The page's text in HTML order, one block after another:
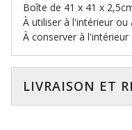
Boîte de 41 x 41 x
À utiliser à l'intérieur ou
À conserver à l'intérieur
LIVRAISON ET